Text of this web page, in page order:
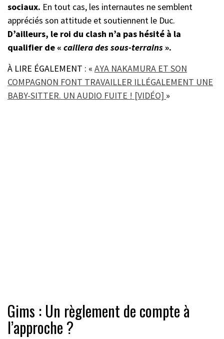
sociaux. En tout cas, les internautes ne semblent
appréciés son attitude et soutiennent le Duc.
D’ailleurs, le roi du clash n’a pas hésité à la
qualifier de « caillera des sous-terrains».
À LIRE ÉGALEMENT : « AYA NAKAMURA ET SON
COMPAGNON FONT TRAVAILLER ILLÉGALEMENT UNE
BABY-SITTER. UN AUDIO FUITE ! [VIDÉO] »
Gims : Un règlement de compte à
l’approche ?